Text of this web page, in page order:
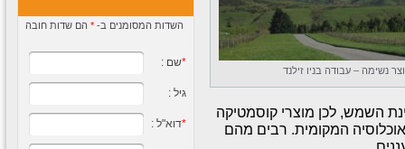
בסינגפור לבעלי תואר
לקניוני ענק במרכז העסקים
של המזרח דרושים רציניים
אירלנד, סקוטלנד
לבעלי דרכון אירופאי עדיפות
השדות המסומנים ב- * הם שדות חובה
*שם :
גיל :
*דוא"ל :
נשימה – עבודה בניו זילנד
השמש, לכן מוצרי קוסמטיקה
המקומית. רבים מהם